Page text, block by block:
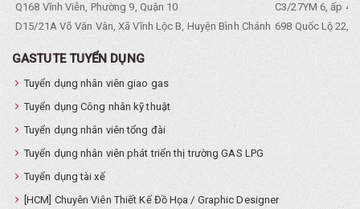
Q168 Vĩnh Viễn, Phường 9, Quận 10
C3/27YM 6, ấp 4,
D15/21A Võ Văn Vân, Xã Vĩnh Lộc B, Huyện Bình Chánh 698 Quốc Lộ 22,
GASTUTE TUYỂN DỤNG
Tuyển dụng nhân viên giao gas
Tuyển dụng Công nhân kỹ thuật
Tuyển dụng nhân viên tổng đài
Tuyển dụng nhân viên phát triển thị trường GAS LPG
Tuyển dụng tài xế
[HCM] Chuyên Viên Thiết Kế Đồ Họa / Graphic Designer